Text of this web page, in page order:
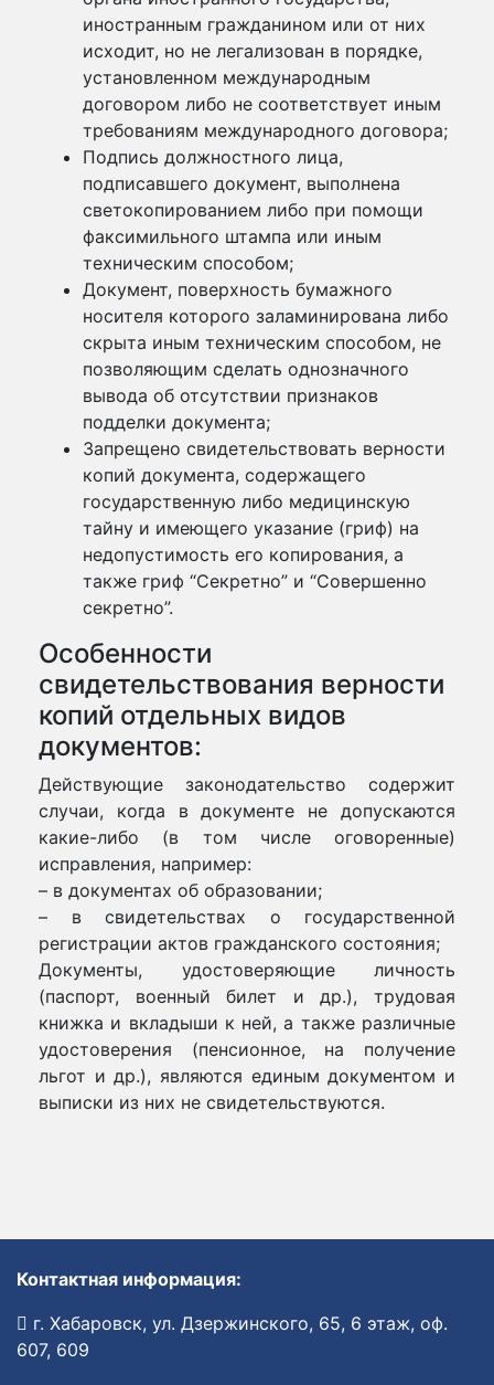
иностранным гражданином или от них
исходит, но не легализован в порядке,
установленном международным
договором либо не соответствует иным
требованиям международного договора;
Подпись должностного лица,
подписавшего документ, выполнена
светокопированием либо при помощи
факсимильного штампа или иным
техническим способом;
Документ, поверхность бумажного
носителя которого заламинирована либо
скрыта иным техническим способом, не
позволяющим сделать однозначного
вывода об отсутствии признаков
подделки документа;
Запрещено свидетельствовать верности
копий документа, содержащего
государственную либо медицинскую
тайну и имеющего указание (гриф) на
недопустимость его копирования, а
также гриф “Секретно” и “Совершенно
секретно”.
Особенности
свидетельствования верности
копий отдельных видов
документов:
Действующие законодательство содержит
случаи, когда в документе не допускаются
какие-либо (в том числе оговоренные)
исправления, например:
– в документах об образовании;
– в свидетельствах о государственной
регистрации актов гражданского состояния;
Документы, удостоверяющие личность
(паспорт, военный билет и др.), трудовая
книжка и вкладыши к ней, а также различные
удостоверения (пенсионное, на получение
льгот и др.), являются единым документом и
выписки из них не свидетельствуются.
Контактная информация:
г. Хабаровск, ул. Дзержинского, 65, 6 этаж, оф.
607, 609